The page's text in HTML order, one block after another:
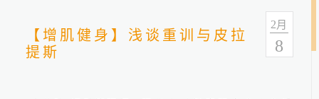
【增肌健身】浅谈重训与皮拉
提斯
2月
8